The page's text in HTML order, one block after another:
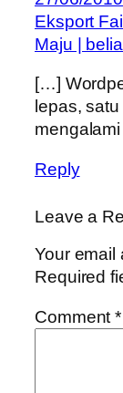
Eksport
Maju |
[…]
lepas,
Reply
Leave a
Your email
Required
Comment*